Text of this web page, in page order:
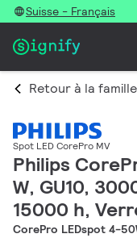
Suisse - Français
Retour à la
Spot LED CorePro MV
Philips
W, GU10,
15000 h,
CorePro LEDspot 4-